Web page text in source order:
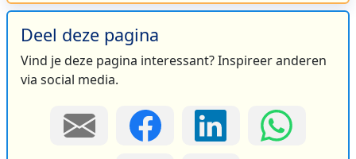
Deel deze pagina
Vind je deze pagina interessant? Inspireer anderen
via social media.